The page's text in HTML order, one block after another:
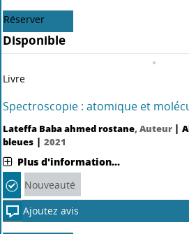
Réserver
Disponible
Livre
Spectroscopie : atomique et
Lateffa Baba ahmed rostane, Auteur |
bleues | 2021
Plus d'information...
Nouveauté
Ajoutez avis